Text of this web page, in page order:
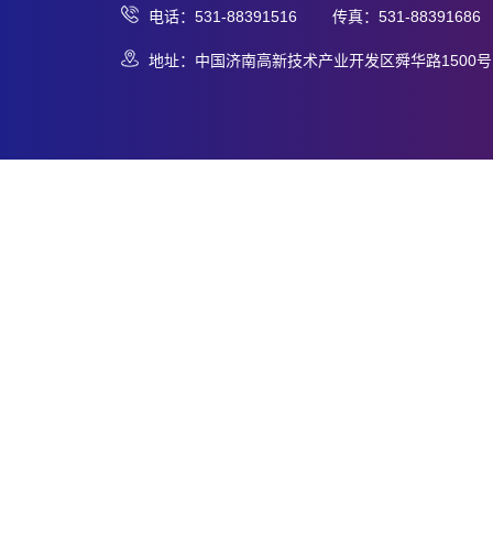
电话：531-88391516 传真：531-88391686
地址：中国济南高新技术产业开发区舜华路